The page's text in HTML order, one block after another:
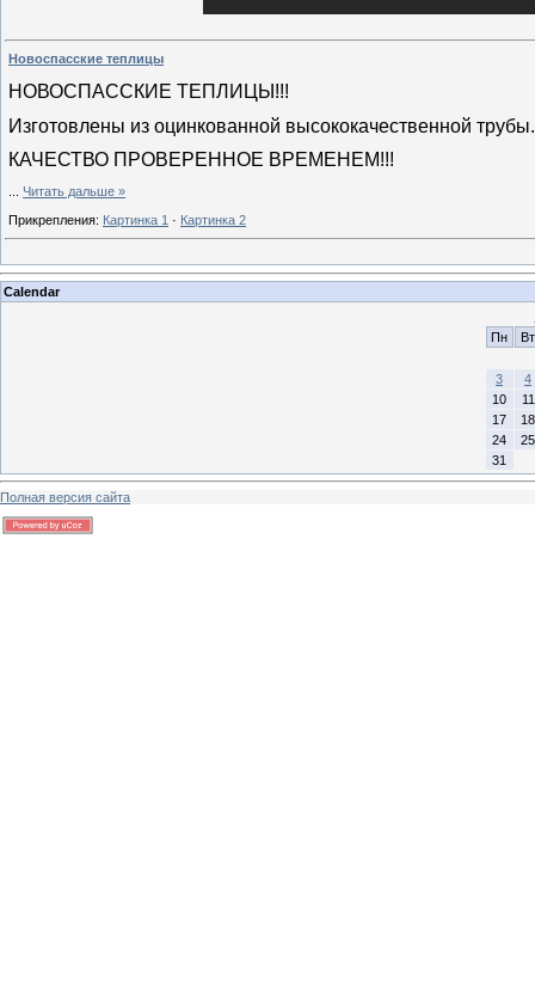
Новоспасские теплицы
НОВОСПАССКИЕ ТЕПЛИЦЫ!!!
Изготовлены из оцинкованной высококачественной
КАЧЕСТВО ПРОВЕРЕННОЕ ВРЕМЕНЕМ!!!
Читать дальше »
Прикрепления: Картинка 1 · Картинка 2
Calendar
Пн
Вт
3
4
10
11
17
18
24
25
31
Полная версия сайта